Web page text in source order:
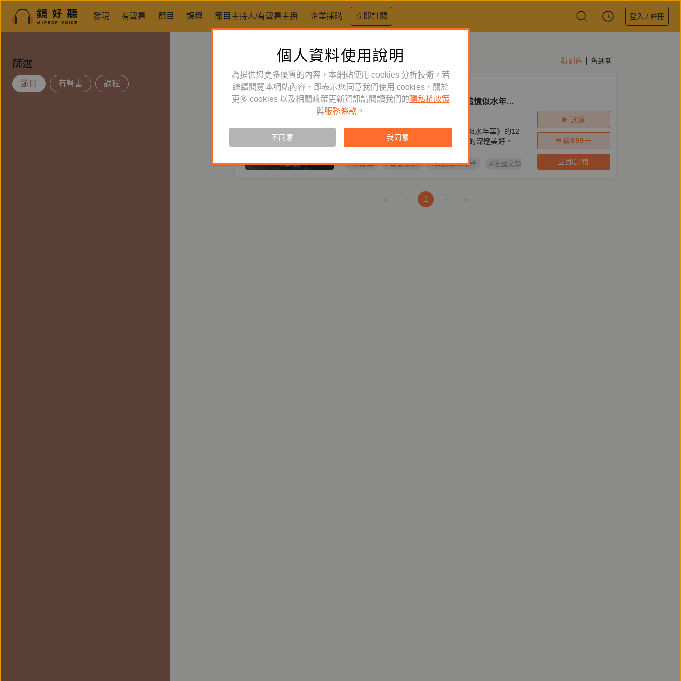
發現 有聲書 節目 課程 節目主持人/有聲書主播 企業採購 立即訂閱 登入 / 註冊
篩選
節目 有聲書 課程
法國文學 新到舊 舊到新
訂閱 節目 文學生活
在普魯斯特的時光裡——朱嘉漢《追憶似水年
華》12講
主持人
小說家化身伴讀人，朱嘉漢引領《追憶似水年華》的12
條路線，帶你理解這部20世紀百大經典的深邃美好。
#朱嘉漢 #普魯斯特 #追憶似水年華 #法國文學 #鏡好聽原創節目
試聽
單購599 元
立即訂閱
« ‹ 1 › »
個人資料使用說明
為提供您更多優質的內容，本網站使用 cookies 分析技術。若
繼續閱覽本網站內容，即表示您同意我們使用 cookies，關於
更多 cookies 以及相關政策更新資訊請閱讀我們的 隱私權政策
與服務條款 。
不同意 我同意